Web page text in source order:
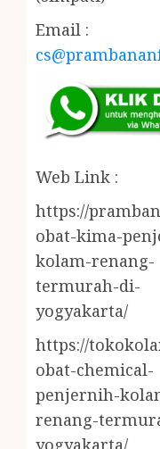
Email :
Web Link :
https://
obat-kima-
kolam-renang-
termurah-di-
yogyakarta/
https://
obat-chemical-
penjernih-
renang-
yogyakarta/